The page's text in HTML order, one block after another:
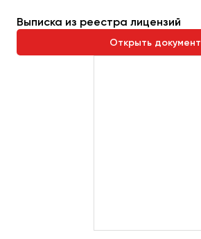
Выписка из реестра лицензий
Открыть документ